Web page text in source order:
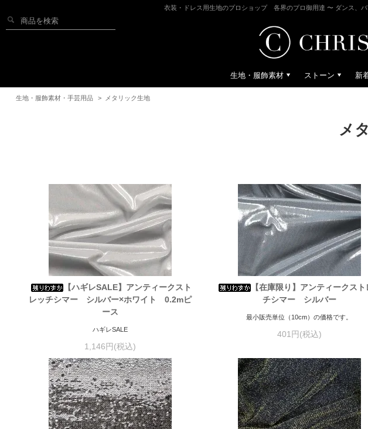
衣装・ドレス用生地のプロショップ 各界のプロ御用達 〜 ダンス、
生地・服飾素材 ストーン 新
生地・服飾素材・手芸用品 > メタリック生地
メ
【ハギレSALE】アンティークスト
レッチシマー シルバー×ホワイト 0.2mピ
ース
ハギレSALE
1,146円(税込)
【在庫限り】アンティークスト
チシマー シルバー
最小販売単位（10cm）の価格です。
401円(税込)